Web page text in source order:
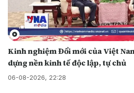
Kinh nghiệm Đổi mới của Việt
dựng nền kinh tế độc lập, tự chủ
06-08-2026, 22:28